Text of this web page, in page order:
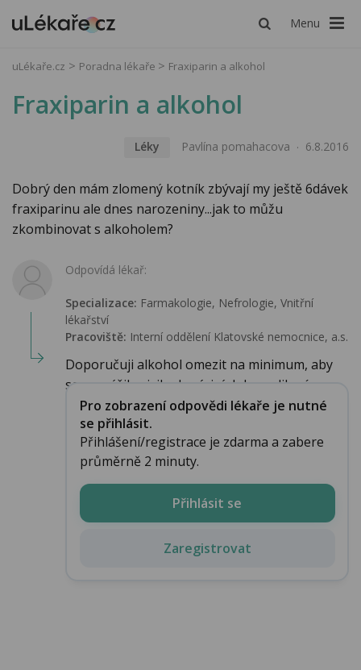
Menu
uLékaře.cz Poradna lékaře Fraxiparin a alkohol
Fraxiparin a alkohol
Léky Pavlína pomahacova 6.8.2016
Dobrý den mám zlomený kotník zbývají my ještě 6dávek
fraxiparinu ale dnes narozeniny...jak to můžu
zkombinovat s alkoholem?
Odpovídá lékař:
Specializace: Farmakologie‎, Nefrologie, Vnitřní
lékařství
Pracoviště: Interní oddělení Klatovské nemocnice, a.s.
Doporučuji alkohol omezit na minimum, aby
se nezvýšilo riziko krvácivých komplikací....
Pro zobrazení odpovědi lékaře je nutné
se přihlásit.
Přihlášení/registrace je zdarma a zabere
průměrně 2 minuty.
Přihlásit se
Zaregistrovat